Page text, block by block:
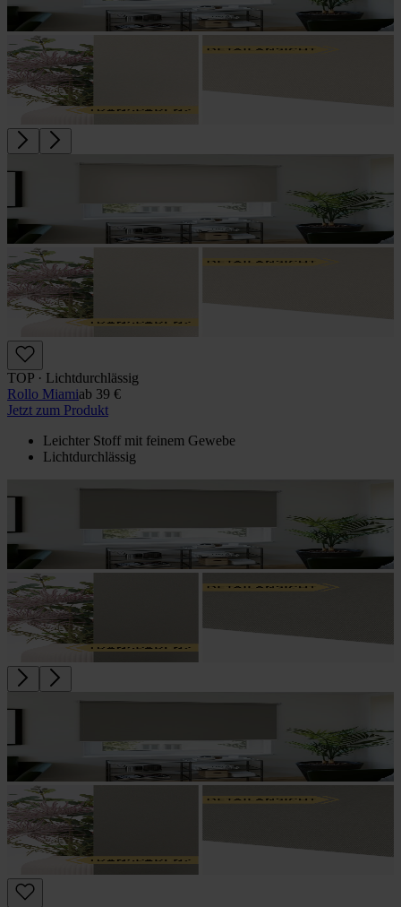
TOP · Lichtdurchlässig
Rollo Miamiab 39 €
Jetzt zum Produkt
Leichter Stoff mit feinem Gewebe
Lichtdurchlässig